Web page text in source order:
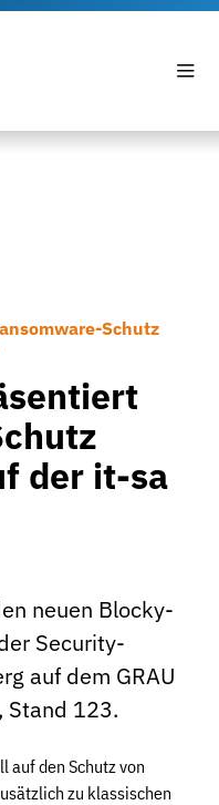
Schutz
der it-sa
neuen Blocky-
Security-
auf dem GRAU
Stand 123.
auf den Schutz von
zu klassischen